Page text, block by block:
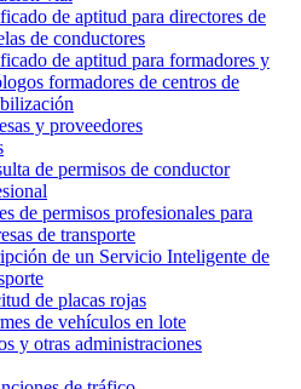
de aptitud para directores de
de conductores
de aptitud para formadores y
formadores de centros de
y proveedores
de permisos de conductor
de permisos profesionales para
de transporte
de un Servicio Inteligente de
de placas rojas
de vehículos en lote
y otras administraciones